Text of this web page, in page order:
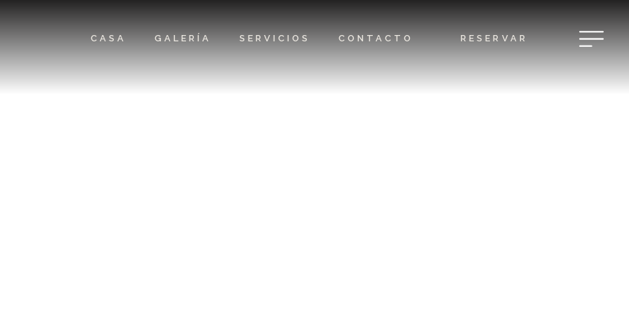
CASA GALERÍA SERVICIOS CONTACTO RESERVAR